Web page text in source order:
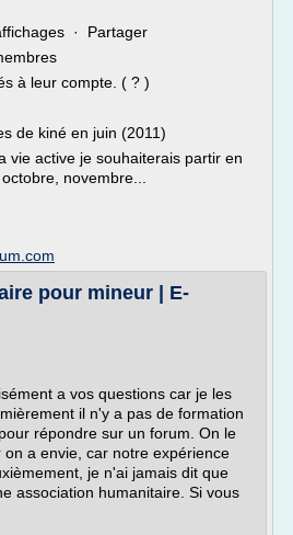
· Partager
à leur compte. ( ? )
de kiné en juin (2011)
vie active je souhaiterais partir en
novembre...
pour mineur | E-
a vos questions car je les
il n'y a pas de formation
répondre sur un forum. On le
a envie, car notre expérience
je n'ai jamais dit que
association humanitaire. Si vous